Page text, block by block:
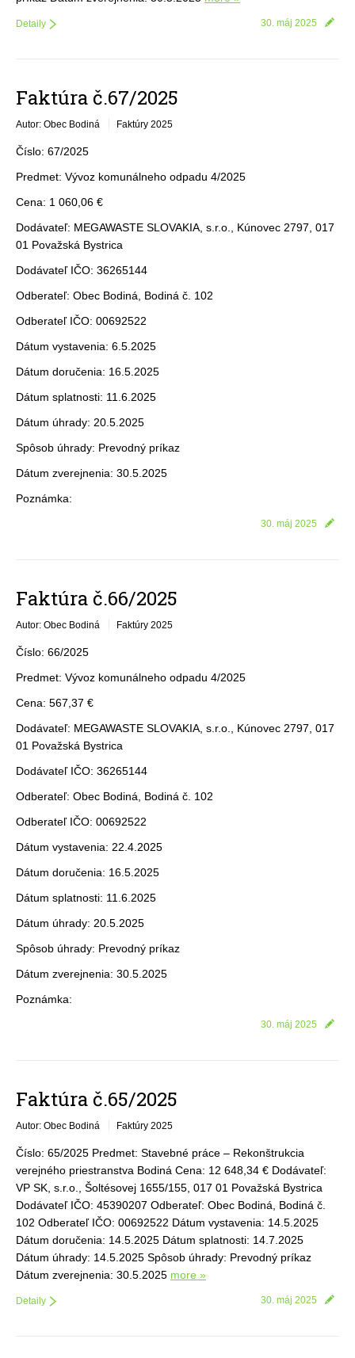
30. máj 2025
Detaily
Faktúra č.67/2025
Autor: Obec Bodiná Faktúry 2025
Číslo: 67/2025
Predmet: Vývoz komunálneho odpadu 4/2025
Cena: 1 060,06 €
Dodávateľ: MEGAWASTE SLOVAKIA, s.r.o., Kúnovec 2797, 017
01 Považská Bystrica
Dodávateľ IČO: 36265144
Odberateľ: Obec Bodiná, Bodiná č. 102
Odberateľ IČO: 00692522
Dátum vystavenia: 6.5.2025
Dátum doručenia: 16.5.2025
Dátum splatnosti: 11.6.2025
Dátum úhrady: 20.5.2025
Spôsob úhrady: Prevodný príkaz
Dátum zverejnenia: 30.5.2025
Poznámka:
30. máj 2025
Faktúra č.66/2025
Autor: Obec Bodiná Faktúry 2025
Číslo: 66/2025
Predmet: Vývoz komunálneho odpadu 4/2025
Cena: 567,37 €
Dodávateľ: MEGAWASTE SLOVAKIA, s.r.o., Kúnovec 2797, 017
01 Považská Bystrica
Dodávateľ IČO: 36265144
Odberateľ: Obec Bodiná, Bodiná č. 102
Odberateľ IČO: 00692522
Dátum vystavenia: 22.4.2025
Dátum doručenia: 16.5.2025
Dátum splatnosti: 11.6.2025
Dátum úhrady: 20.5.2025
Spôsob úhrady: Prevodný príkaz
Dátum zverejnenia: 30.5.2025
Poznámka:
30. máj 2025
Faktúra č.65/2025
Autor: Obec Bodiná Faktúry 2025
Číslo: 65/2025 Predmet: Stavebné práce – Rekonštrukcia
verejného priestranstva Bodiná Cena: 12 648,34 € Dodávateľ:
VP SK, s.r.o., Šoltésovej 1655/155, 017 01 Považská Bystrica
Dodávateľ IČO: 45390207 Odberateľ: Obec Bodiná, Bodiná č.
102 Odberateľ IČO: 00692522 Dátum vystavenia: 14.5.2025
Dátum doručenia: 14.5.2025 Dátum splatnosti: 14.7.2025
Dátum úhrady: 14.5.2025 Spôsob úhrady: Prevodný príkaz
Dátum zverejnenia: 30.5.2025 more »
30. máj 2025
Detaily